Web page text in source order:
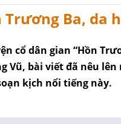
Ba, da
cổ dân gian “Hồn
Vũ, bài viết đã nêu
kịch nổi tiếng này.